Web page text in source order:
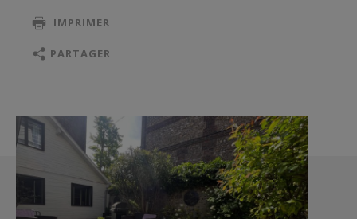
complète cet ensemble convivial.
Ce niveau accueille également un espace
toilettes.
La partie ancienne conserve tout son charme et
propose en son rez-de-chaussée deux
chambres, dont l’une actuellement aménagée en
IMPRIMER
PARTAGER